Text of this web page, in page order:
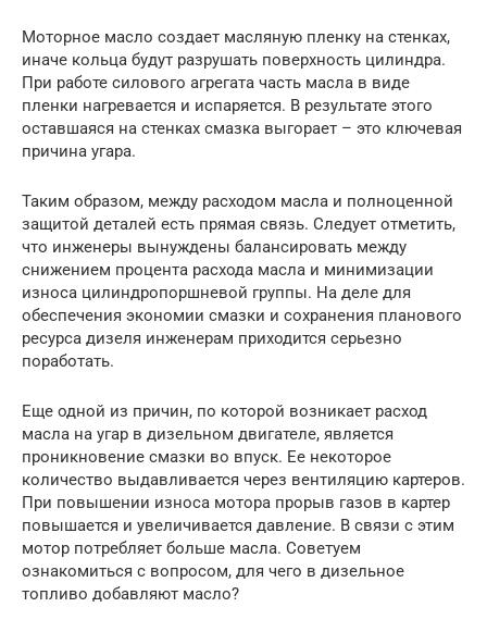
Моторное масло создает масляную пленку на стенках,
иначе кольца будут разрушать поверхность цилиндра.
При работе силового агрегата часть масла в виде
пленки нагревается и испаряется. В результате этого
оставшаяся на стенках смазка выгорает – это ключевая
причина угара.
Таким образом, между расходом масла и полноценной
защитой деталей есть прямая связь. Следует отметить,
что инженеры вынуждены балансировать между
снижением процента расхода масла и минимизации
износа цилиндропоршневой группы. На деле для
обеспечения экономии смазки и сохранения планового
ресурса дизеля инженерам приходится серьезно
поработать.
Еще одной из причин, по которой возникает расход
масла на угар в дизельном двигателе, является
проникновение смазки во впуск. Ее некоторое
количество выдавливается через вентиляцию картеров.
При повышении износа мотора прорыв газов в картер
повышается и увеличивается давление. В связи с этим
мотор потребляет больше масла. Советуем
ознакомиться с вопросом, для чего в дизельное
топливо добавляют масло?